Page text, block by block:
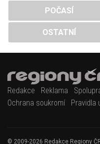
POČASÍ
OSTATNÍ
Redakce Reklama
Ochrana soukromí
Pravidla
© 2009-2026 Redakce Regiony